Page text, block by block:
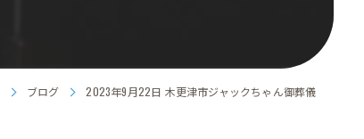
ブログ 2023年9月22日 木更津市ジャックちゃん御葬儀